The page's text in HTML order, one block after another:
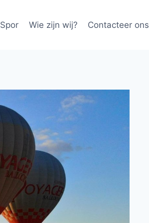
Spor Wie zijn wij? Contacteer ons